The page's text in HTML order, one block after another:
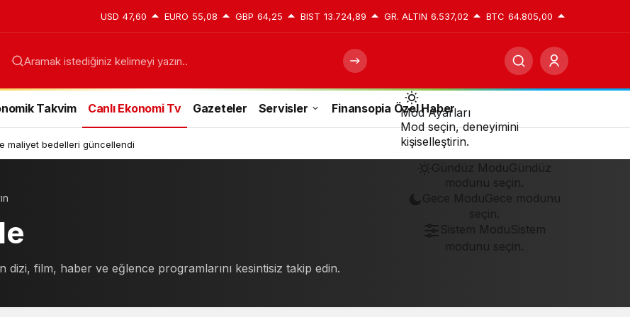
USD 47,60 EURO 55,08 GBP 64,25 BIST 13.724,89 GR. ALTIN 6.537,02 BTC 64.805,00
Takvim Canlı Ekonomi Tv Gazeteler Servisler Finansopia Özel Haber
Mod
değiştir
Mod Ayarları
Mod seçin, deneyimini
kişiselleştirin.
Gündüz ModuGündüz
modunu seçin.
Gece ModuGece modunu
seçin.
Sistem ModuSistem
modunu seçin.
maliyet bedelleri güncellendi
dizi, film, haber ve eğlence programlarını kesintisiz takip edin.